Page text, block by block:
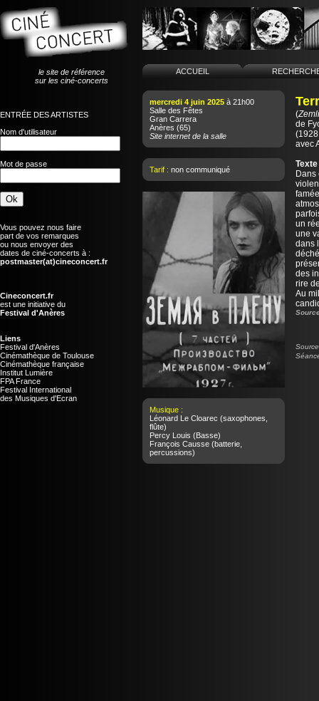
le site de référence
sur les ciné-concerts
ENTRÉE DES ARTISTES
Nom d'utilisateur
Mot de passe
Vous pouvez nous faire
part de vos remarques
ou nous envoyer des
dates de ciné-concerts à :
postmaster(at)cineconcert.fr
Cineconcert.fr
est une initiative du
Festival d'Anères
Liens
Festival d'Anères
Cinémathèque de Toulouse
Cinémathèque française
Institut Lumière
FPA France
Festival International
des Musiques d'Ecran
ACCUEIL
mercredi 4 juin 2025 à 21h00
Salle des Fêtes
Gran Carrera
Anères (65)
Site internet de la salle
Tarif : non communiqué
Musique :
Léonard Le Cloarec (saxophones,
flûte)
Percy Louis (Basse)
François Causse (batterie,
percussions)
(
de
avec
Dans
un
une
dans
des
rire
Au